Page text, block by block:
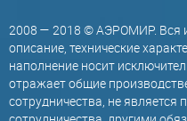
2008 — 2018 © АЭРОМИР. Вся
описание, технические
наполнение носит
отражает общие
сотрудничества, не